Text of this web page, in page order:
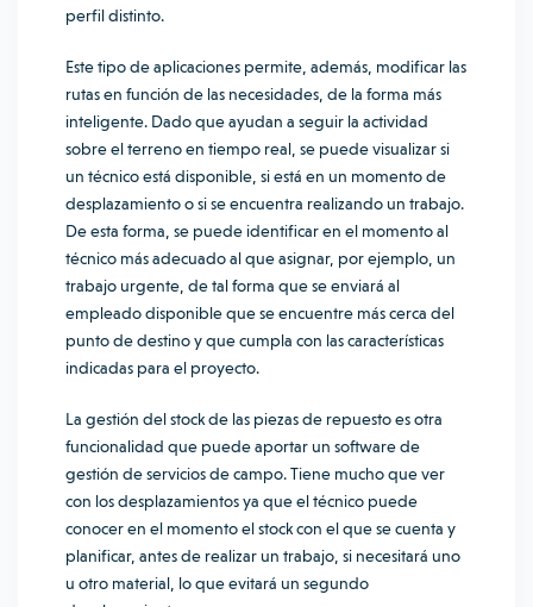
perfil distinto.
Este tipo de aplicaciones permite, además, modificar las
rutas en función de las necesidades, de la forma más
inteligente. Dado que ayudan a seguir la actividad
sobre el terreno en tiempo real, se puede visualizar si
un técnico está disponible, si está en un momento de
desplazamiento o si se encuentra realizando un trabajo.
De esta forma, se puede identificar en el momento al
técnico más adecuado al que asignar, por ejemplo, un
trabajo urgente, de tal forma que se enviará al
empleado disponible que se encuentre más cerca del
punto de destino y que cumpla con las características
indicadas para el proyecto.
La gestión del stock de las piezas de repuesto es otra
funcionalidad que puede aportar un software de
gestión de servicios de campo. Tiene mucho que ver
con los desplazamientos ya que el técnico puede
conocer en el momento el stock con el que se cuenta y
planificar, antes de realizar un trabajo, si necesitará uno
u otro material, lo que evitará un segundo